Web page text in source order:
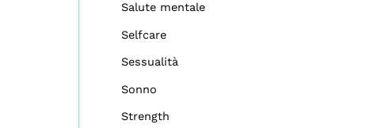
Salute mentale
Selfcare
Sessualità
Sonno
Strength